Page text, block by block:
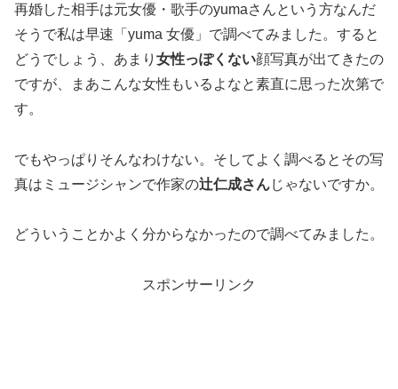
再婚した相手は元女優・歌手のyumaさんという方なんだ
そうで私は早速「yuma 女優」で調べてみました。すると
どうでしょう、あまり 女性っぽくない顔写真が出てきたの
ですが、まあこんな女性もいるよなと素直に思った次第で
す。
でもやっぱりそんなわけない。そしてよく調べるとその写
真はミュージシャンで作家の辻仁成さんじゃないですか。
どういうことかよく分からなかったので調べてみました。
スポンサーリンク